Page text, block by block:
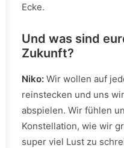
Ecke.
Und was sind
Zukunft?
Niko: Wir wollen auf
reinstecken und uns
abspielen. Wir fühlen
Konstellation, wie wir
super viel Lust zu